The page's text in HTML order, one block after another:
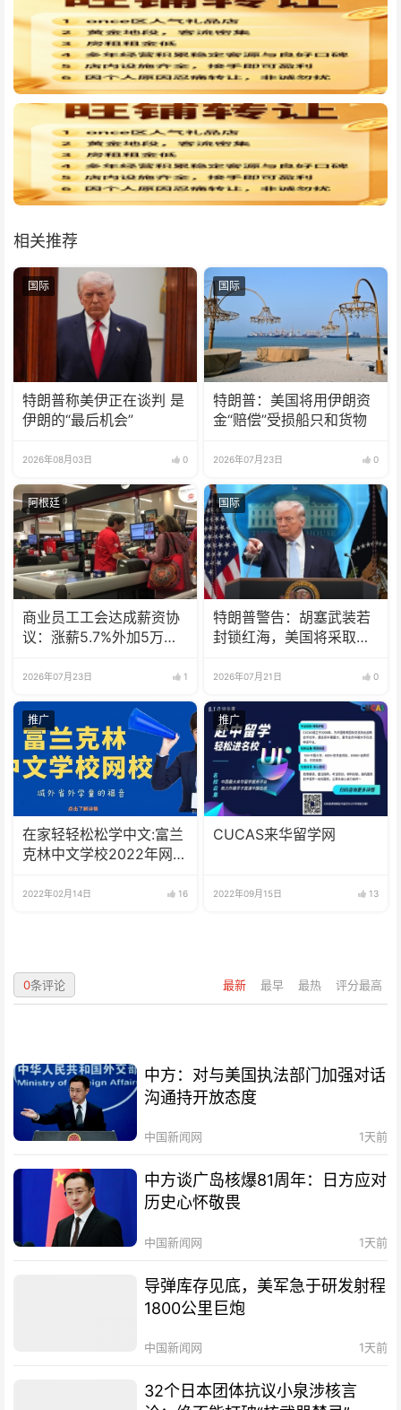
相关推荐
国际
特朗普称美伊正在谈判 是
伊朗的“最后机会”
2026年08月03日 0
国际
特朗普：美国将用伊朗资
金“赔偿”受损船只和货物
2026年07月23日 0
阿根廷
商业员工工会达成薪资协
议：涨薪5.7%外加5万津
2026年07月23日 1
国际
特朗普警告：胡塞武装若
封锁红海，美国将采取行
2026年07月21日 0
推广
在家轻轻松松学中文:富兰
克林中文学校2022年网校
2022年02月14日 16
推广
CUCAS来华留学网
2022年09月15日 13
最新 最早 最热 评分最高
0条评论
中方：对与美国执法部门加强对话
沟通持开放态度
中国新闻网 1天前
中方谈广岛核爆81周年：日方应对
历史心怀敬畏
中国新闻网 1天前
导弹库存见底，美军急于研发射程
1800公里巨炮
中国新闻网 1天前
32个日本团体抗议小泉涉核言